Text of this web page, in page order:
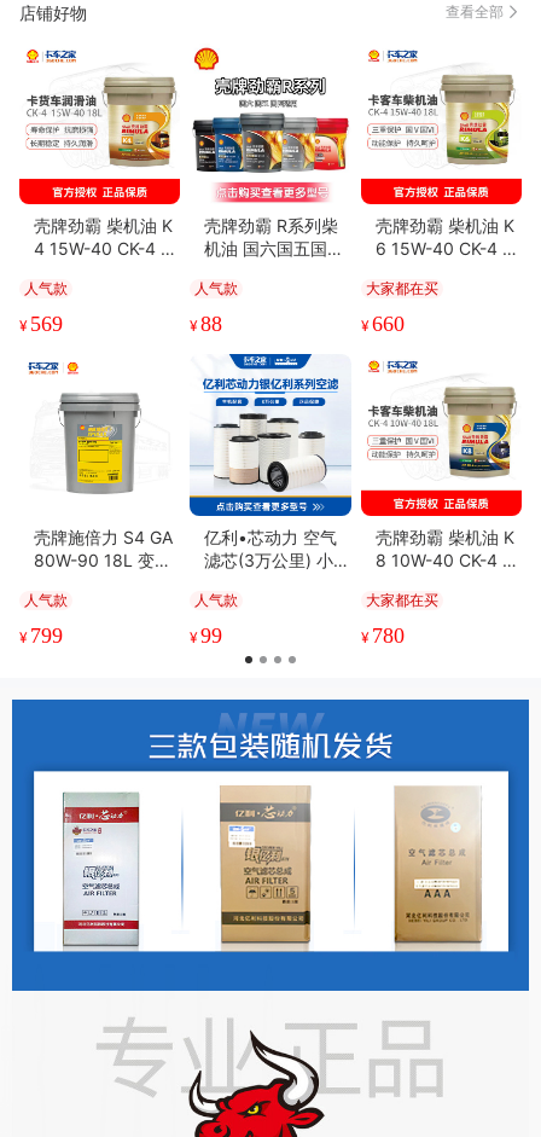
店铺好物 查看全部
壳牌劲霸 柴机油 K
4 15W-40 CK-4 18
人气款
¥ 569
壳牌劲霸 R系列柴
机油 国六国五国四
人气款
¥88
壳牌劲霸 柴机油 K
6 15W-40 CK-4 18
大家都在买
¥660
壳牌施倍力 S4 GA
80W-90 18L 变速
人气款
¥ 799
亿利•芯动力 空气
滤芯(3万公里) 小众
人气款
¥99
壳牌劲霸 柴机油 K
8 10W-40 CK-4 18
大家都在买
¥ 780